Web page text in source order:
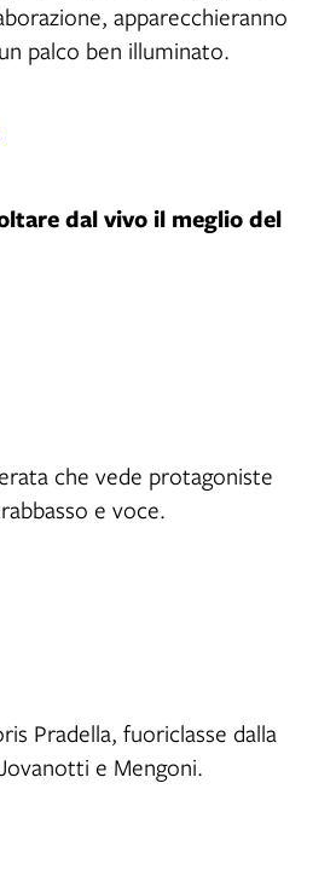
apparecchieranno
palco ben illuminato.
dal vivo il meglio del
che vede protagoniste
e voce.
Pradella, fuoriclasse dalla
e Mengoni.